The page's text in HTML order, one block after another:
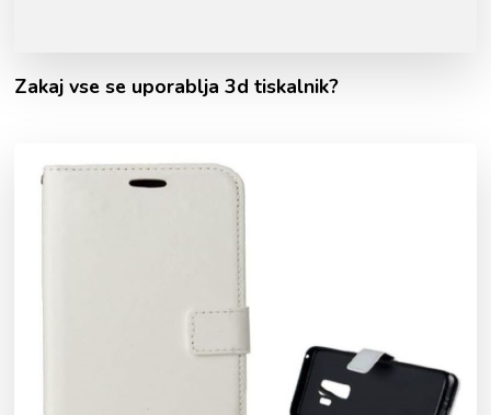
Zakaj vse se uporablja 3d tiskalnik?